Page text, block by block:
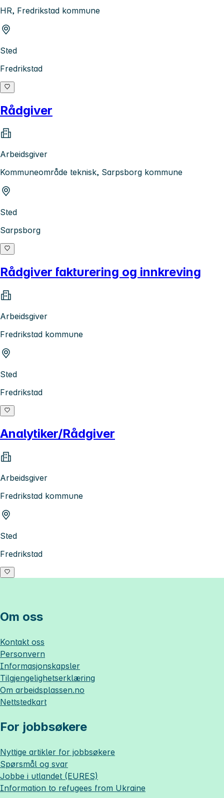
HR, Fredrikstad kommune
Sted
Fredrikstad
Rådgiver
Arbeidsgiver
Kommuneområde teknisk, Sarpsborg kommune
Sted
Sarpsborg
Rådgiver fakturering og innkreving
Arbeidsgiver
Fredrikstad kommune
Sted
Fredrikstad
Analytiker/Rådgiver
Arbeidsgiver
Fredrikstad kommune
Sted
Fredrikstad
Om oss
Kontakt oss
Personvern
Informasjonskapsler
Tilgjengelighetserklæring
Om arbeidsplassen.no
Nettstedkart
For jobbsøkere
Nyttige artikler for jobbsøkere
Spørsmål og svar
Jobbe i utlandet (EURES)
Information to refugees from Ukraine